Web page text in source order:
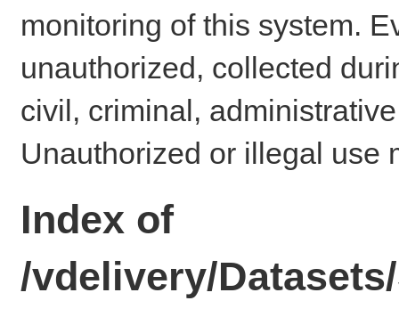
monitoring of this system.
unauthorized, collected
civil, criminal,
Unauthorized or illegal use
Index of
/vdelivery/